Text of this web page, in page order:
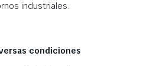
industriales.
condiciones